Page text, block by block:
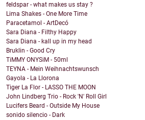
feldspar - what makes us stay ?
Lima Shakes - One More Time
Paracetamol - ArtDecó
Sara Diana - Filthy Happy
Sara Diana - kall up in my head
Bruklin - Good Cry
TiMMY ONYSiM - 50ml
TEYNA - Mein Weihnachtswunsch
Gayola - La Llorona
Tiger La Flor - LASSO THE MOON
John Lindberg Trio - Rock 'N' Roll Girl
Lucifers Beard - Outside My House
sonido silencio - Dark